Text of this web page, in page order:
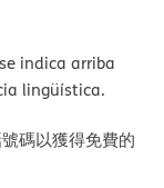
indica arriba
lingüística.
碼以獲得免費的